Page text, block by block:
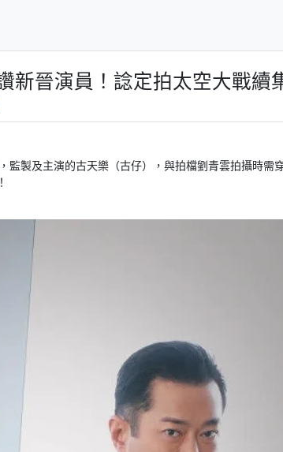
新晉演員！諗定拍太空大戰續
監製及主演的古天樂（古仔），與拍檔劉青雲拍攝時